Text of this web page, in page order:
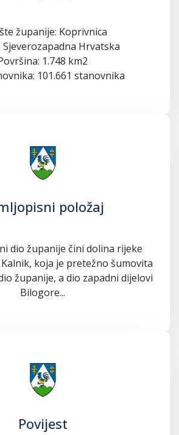
županije: Koprivnica
Sjeverozapadna Hrvatska
1.748 km2
101.661 stanovnika
položaj
dio županije čini dolina rijeke
koja je pretežno šumovita
županije, a dio zapadni dijelovi
Bilogore...
Povijest